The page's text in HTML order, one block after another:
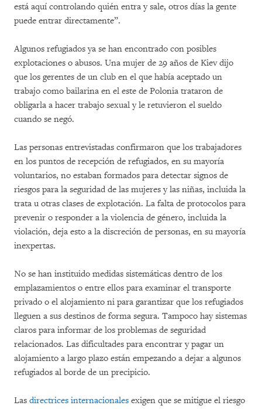
está aquí controlando quién entra y sale, otros días la gente
puede entrar directamente”.
Algunos refugiados ya se han encontrado con posibles
explotaciones o abusos. Una mujer de 29 años de Kiev dijo
que los gerentes de un club en el que había aceptado un
trabajo como bailarina en el este de Polonia trataron de
obligarla a hacer trabajo sexual y le retuvieron el sueldo
cuando se negó.
Las personas entrevistadas confirmaron que los trabajadores
en los puntos de recepción de refugiados, en su mayoría
voluntarios, no estaban formados para detectar signos de
riesgos para la seguridad de las mujeres y las niñas, incluida la
trata u otras clases de explotación. La falta de protocolos para
prevenir o responder a la violencia de género, incluida la
violación, deja esto a la discreción de personas, en su mayoría
inexpertas.
No se han instituido medidas sistemáticas dentro de los
emplazamientos o entre ellos para examinar el transporte
privado o el alojamiento ni para garantizar que los refugiados
lleguen a sus destinos de forma segura. Tampoco hay sistemas
claros para informar de los problemas de seguridad
relacionados. Las dificultades para encontrar y pagar un
alojamiento a largo plazo están empezando a dejar a algunos
refugiados al borde de un precipicio.
Las directrices internacionales exigen que se mitigue el riesgo